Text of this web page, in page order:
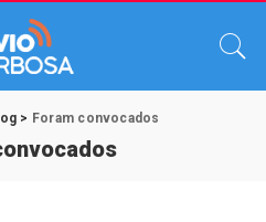
> Foram convocados